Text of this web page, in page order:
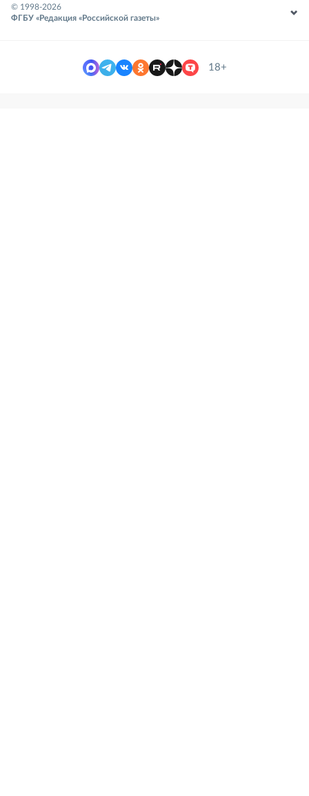
© 1998-2026
ФГБУ «Редакция «Российской газеты»
18+